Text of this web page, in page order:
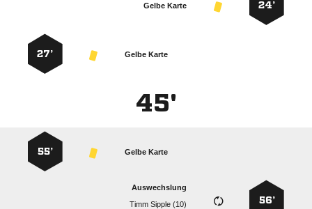
24’
Gelbe Karte
Gelbe Karte
27’
45'
Gelbe Karte
55’
56’
Auswechslung
  